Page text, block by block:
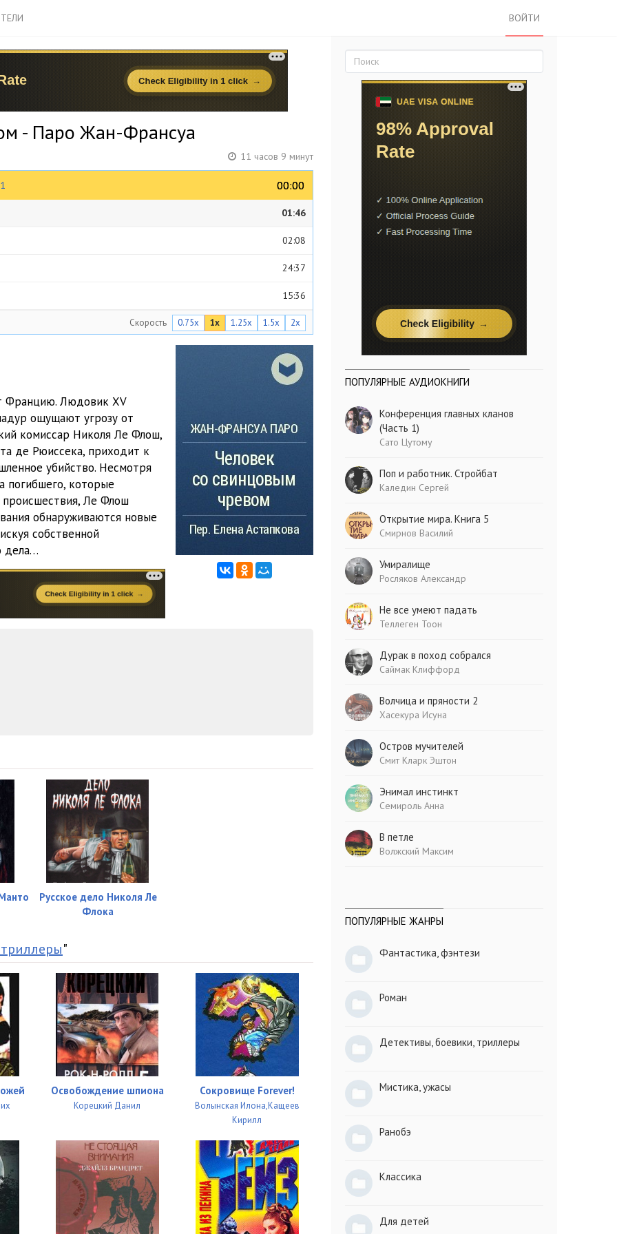
ВОЙТИ
- Паро Жан-Франсуа
11 часов 9 минут
00:00
00:00
01:46
02:08
24:37
15:36
19:52
28:08
27:50
18:39
21:50
29:53
19:38
00:51
Скорость 0.75x 1x 1.25x 1.5x 2x
Францию. Людовик XV
ощущают угрозу от
комиссар Николя Ле Флош,
де Рюиссека, приходит к
убийство. Несмотря
погибшего, которые
происшествия, Ле Флош
обнаруживаются новые
собственной
дела…
Русское дело Николя Ле
Флока
"
Освобождение шпиона
Корецкий Данил
Сокровище Forever!
Волынская Илона,Кащеев
Кирилл
ПОПУЛЯРНЫЕ АУДИОКНИГИ
Конференция главных кланов
(Часть 1)
Сато Цутому
Поп и работник. Стройбат
Каледин Сергей
Открытие мира. Книга 5
Смирнов Василий
Умиралище
Росляков Александр
Не все умеют падать
Теллеген Тоон
Дурак в поход собрался
Саймак Клиффорд
Волчица и пряности 2
Хасекура Исуна
Остров мучителей
Смит Кларк Эштон
Энимал инстинкт
Семироль Анна
В петле
Волжский Максим
ПОПУЛЯРНЫЕ ЖАНРЫ
Фантастика, фэнтези
Роман
Детективы, боевики, триллеры
Мистика, ужасы
Ранобэ
Классика
Для детей